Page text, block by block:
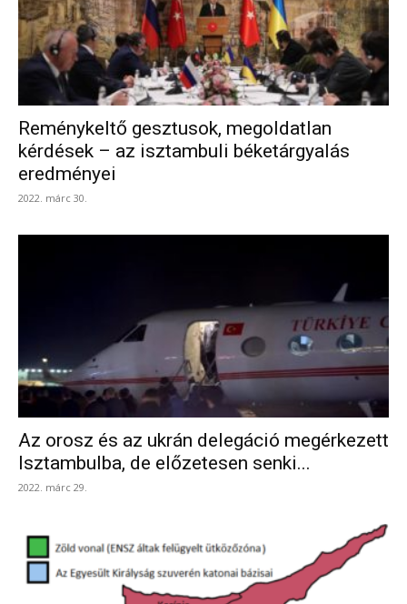
Reménykeltő gesztusok, megoldatlan
kérdések – az isztambuli béketárgyalás
eredményei
2022. márc 30.
Az orosz és az ukrán delegáció megérkezett
Isztambulba, de előzetesen senki...
2022. márc 29.